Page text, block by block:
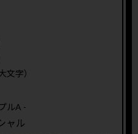
文字）
ルA -
ャル